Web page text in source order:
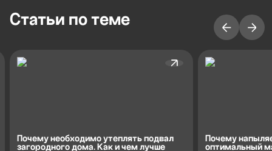
Cтатьи по теме
Почему необходимо утеплять подвал
загородного дома. Как и чем лучше
Почему
оптимальный